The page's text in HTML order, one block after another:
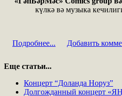
күлкә вә музыка
Подробнее... Добавить
Еще статьи...
Концерт “Доланда Норуз”
Долгожданный концерт